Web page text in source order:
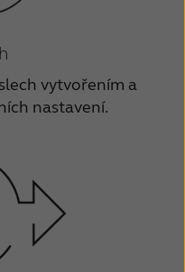
vytvořením a
nastavení.